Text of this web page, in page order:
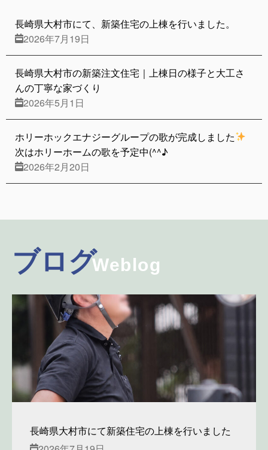
長崎県大村市にて、新築住宅の上棟を行いました。
2026年7月19日
長崎県大村市の新築注文住宅｜上棟日の様子と大工さ
んの丁寧な家づくり
2026年5月1日
ホリーホックエナジーグループの歌が完成しました
次はホリーホームの歌を予定中(^^♪
2026年2月20日
Weblog
ブログ
長崎県大村市にて新築住宅の上棟を行いました